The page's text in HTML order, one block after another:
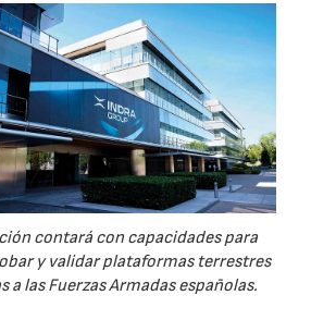
contará con capacidades para
y validar plataformas terrestres
a las Fuerzas Armadas españolas.